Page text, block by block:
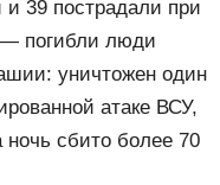
и 39 пострадали при
— погибли люди
уничтожен один
атаке ВСУ,
сбито более 70